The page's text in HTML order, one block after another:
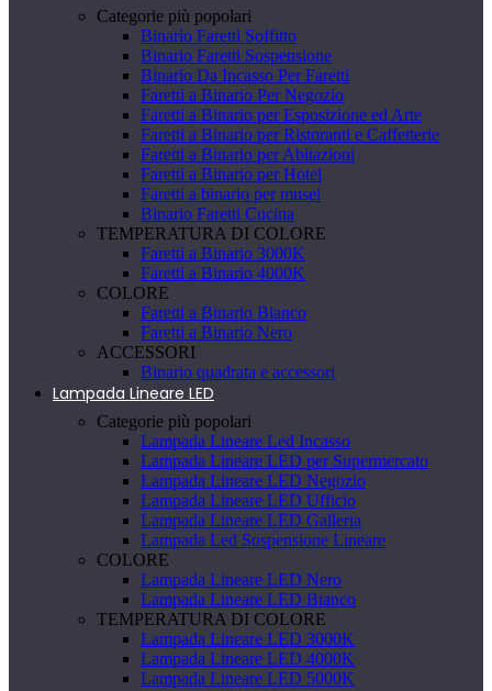
Categorie più popolari
Binario Faretti Soffitto
Binario Faretti Sospensione
Binario Da Incasso Per Faretti
Faretti a Binario Per Negozio
Faretti a Binario per Esposizione ed Arte
Faretti a Binario per Ristoranti e Caffetterie
Faretti a Binario per Abitazioni
Faretti a Binario per Hotel
Faretti a binario per musei
Binario Faretti Cucina
TEMPERATURA DI COLORE
Faretti a Binario 3000K
Faretti a Binario 4000K
COLORE
Faretti a Binario Bianco
Faretti a Binario Nero
ACCESSORI
Binario quadrata e accessori
Lampada Lineare LED
Categorie più popolari
Lampada Lineare Led Incasso
Lampada Lineare LED per Supermercato
Lampada Lineare LED Negozio
Lampada Lineare LED Ufficio
Lampada Lineare LED Galleria
Lampada Led Sospensione Lineare
COLORE
Lampada Lineare LED Nero
Lampada Lineare LED Bianco
TEMPERATURA DI COLORE
Lampada Lineare LED 3000K
Lampada Lineare LED 4000K
Lampada Lineare LED 5000K